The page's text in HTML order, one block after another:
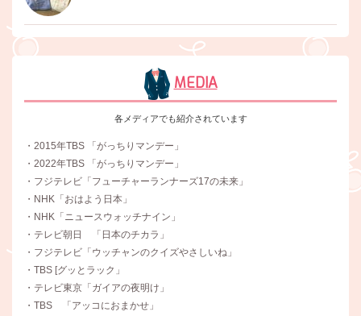
MEDIA
各メディアでも紹介されています
・2015年TBS 「がっちりマンデー」
・2022年TBS 「がっちりマンデー」
・フジテレビ「フューチャーランナーズ17の未来」
・NHK「おはよう日本」
・NHK「ニュースウォッチナイン」
・テレビ朝日 「日本のチカラ」
・フジテレビ「ウッチャンのクイズやさしいね」
・TBS [グッとラック」
・テレビ東京「ガイアの夜明け」
・TBS 「アッコにおまかせ」